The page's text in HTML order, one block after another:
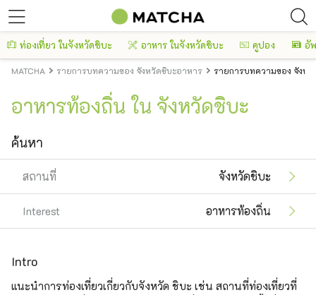
ท่องเที่ยว ในจังหวัดชิบะ อาหาร ในจังหวัดชิบะ คูปอง อั
MATCHA รายการบทความของ จังหวัดชิบะอาหาร รายการบทความของ จังห
อาหารท้องถิ่น ใน จังหวัดชิบะ
ค้นหา
สถานที่ จังหวัดชิบะ
Interest อาหารท้องถิ่น
Intro
แนะนำการท่องเที่ยวเกี่ยวกับจังหวัด ชิบะ เช่น สถานที่ท่องเที่ยวที่